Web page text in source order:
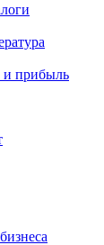
прибыль